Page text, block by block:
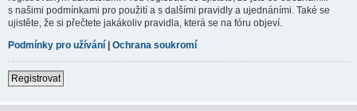
s našimi podmínkami pro použití a s dalšími pravidly a ujednáními. Také se
ujistěte, že si přečtete jakákoliv pravidla, která se na fóru objeví.
Podmínky pro užívání | Ochrana soukromí
Registrovat